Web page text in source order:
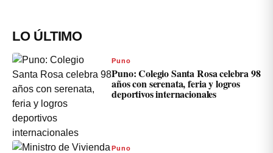
LO ÚLTIMO
Puno
Puno: Colegio Santa Rosa celebra 98
años con serenata, feria y logros
deportivos internacionales
Puno